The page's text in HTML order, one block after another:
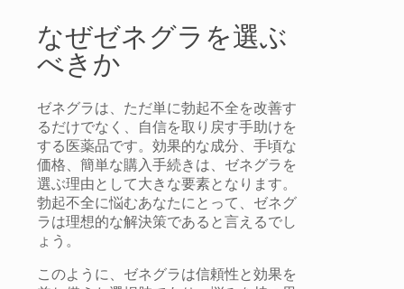
なぜゼネグラを選ぶ
べきか
ゼネグラは、ただ単に勃起不全を改善す
るだけでなく、自信を取り戻す手助けを
する医薬品です。効果的な成分、手頃な
価格、簡単な購入手続きは、ゼネグラを
選ぶ理由として大きな要素となります。
勃起不全に悩むあなたにとって、ゼネグ
ラは理想的な解決策であると言えるでし
ょう。
このように、ゼネグラは信頼性と効果を